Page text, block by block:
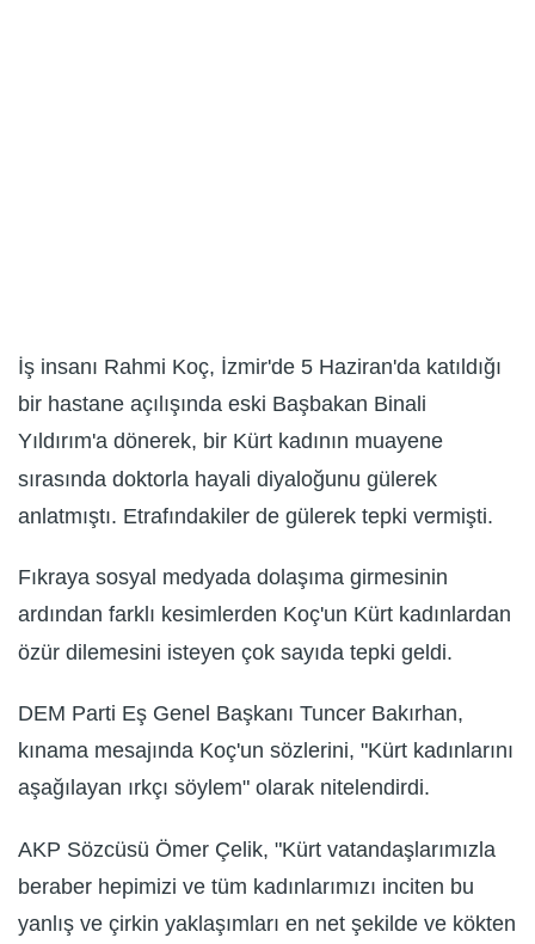
İş insanı Rahmi Koç, İzmir'de 5 Haziran'da katıldığı
bir hastane açılışında eski Başbakan Binali
Yıldırım'a dönerek, bir Kürt kadının muayene
sırasında doktorla hayali diyaloğunu gülerek
anlatmıştı. Etrafındakiler de gülerek tepki vermişti.
Fıkraya sosyal medyada dolaşıma girmesinin
ardından farklı kesimlerden Koç'un Kürt kadınlardan
özür dilemesini isteyen çok sayıda tepki geldi.
DEM Parti Eş Genel Başkanı Tuncer Bakırhan,
kınama mesajında Koç'un sözlerini, "Kürt kadınlarını
aşağılayan ırkçı söylem" olarak nitelendirdi.
AKP Sözcüsü Ömer Çelik, "Kürt vatandaşlarımızla
beraber hepimizi ve tüm kadınlarımızı inciten bu
yanlış ve çirkin yaklaşımları en net şekilde ve kökten